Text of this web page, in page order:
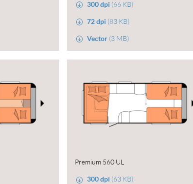
300 dpi (66 KB)
72 dpi (83 KB)
Vector(3 MB)
Premium 560 UL
300 dpi (63 KB)